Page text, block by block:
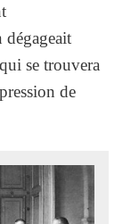
dégageait
se trouvera
de